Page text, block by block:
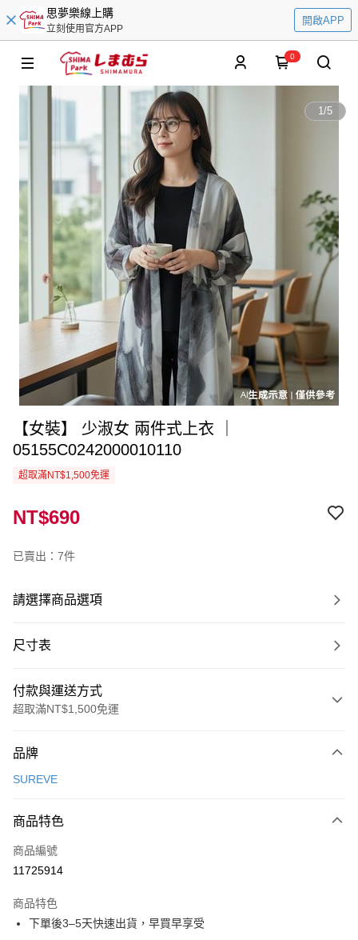
思夢樂線上購
立刻使用官方APP
開啟APP
0
1/5
【女裝】 少淑女 兩件式上衣 ｜
05155C0242000010110
超取滿NT$1,500免運
NT$690
已賣出：7件
請選擇商品選項
尺寸表
付款與運送方式
超取滿NT$1,500免運
信用卡一次付款
Apple Pay
街口支付
運送方式
品牌
SUREVE
商品特色
商品編號
11725914
商品特色
下單後3–5天快速出貨，早買早享受